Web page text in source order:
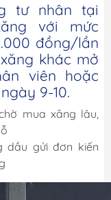
tư nhân tại
với mức
đồng/lần
khác mở
viên hoặc
9-10.
mua xăng lâu,
dầu gửi đơn kiến